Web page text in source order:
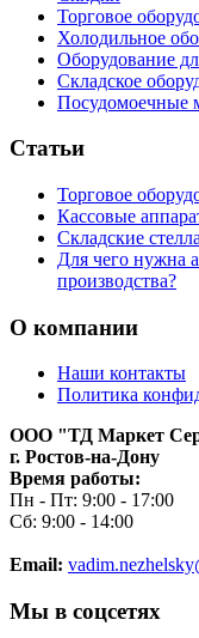
Торговое
Холодильное
Оборудование
Складское
Посудомоечные
Статьи
Торговое
Кассовые
Складские
Для чего нужна
производства?
О компании
Наши контакты
Политика
ООО "ТД Маркет
г. Ростов-на-Дону
Время работы:
Пн - Пт: 9:00 - 17:00
Сб: 9:00 - 14:00
Email:
Мы в соцсетях